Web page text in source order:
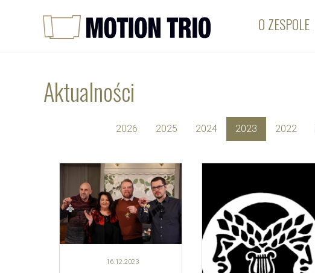
O ZESPOLE
Aktualności
2022
2023
2024
2025
2026
16.12.2023